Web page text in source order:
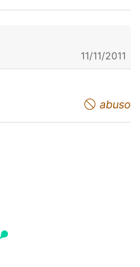
11/11/2011
abuso